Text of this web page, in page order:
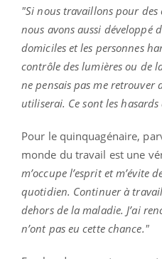
"Si nous travaillons pour des
nous avons aussi développé
domiciles et les personnes
contrôle des lumières ou de
ne pensais pas me retrouver
utiliserai. Ce sont les
Pour le quinquagénaire,
monde du travail est une
m’occupe l’esprit et m’évite
quotidien. Continuer à
dehors de la maladie. J’ai
n’ont pas eu cette chance."